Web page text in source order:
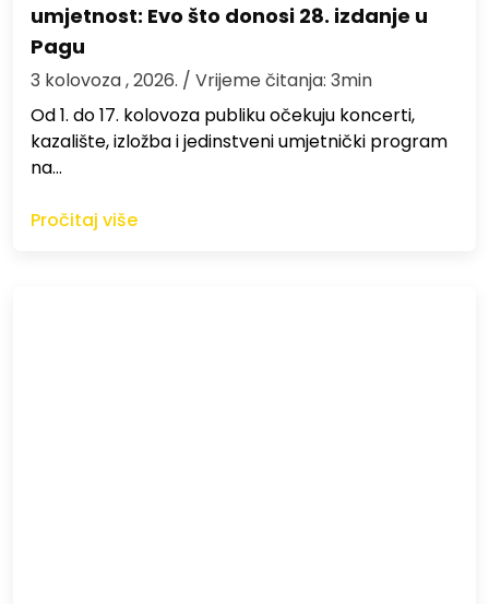
umjetnost: Evo što donosi 28. izdanje u
Pagu
3 kolovoza , 2026. / Vrijeme čitanja: 3min
Od 1. do 17. kolovoza publiku očekuju koncerti,
kazalište, izložba i jedinstveni umjetnički program
na…
Pročitaj više